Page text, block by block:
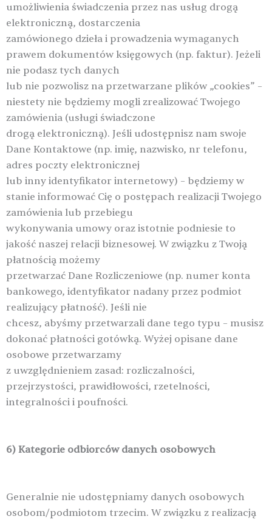
umożliwienia świadczenia przez nas usług drogą
elektroniczną, dostarczenia
zamówionego dzieła i prowadzenia wymaganych
prawem dokumentów księgowych (np. faktur). Jeżeli
nie podasz tych danych
lub nie pozwolisz na przetwarzane plików „cookies” –
niestety nie będziemy mogli zrealizować Twojego
zamówienia (usługi świadczone
drogą elektroniczną). Jeśli udostępnisz nam swoje
Dane Kontaktowe (np. imię, nazwisko, nr telefonu,
adres poczty elektronicznej
lub inny identyfikator internetowy) – będziemy w
stanie informować Cię o postępach realizacji Twojego
zamówienia lub przebiegu
wykonywania umowy oraz istotnie podniesie to
jakość naszej relacji biznesowej. W związku z Twoją
płatnością możemy
przetwarzać Dane Rozliczeniowe (np. numer konta
bankowego, identyfikator nadany przez podmiot
realizujący płatność). Jeśli nie
chcesz, abyśmy przetwarzali dane tego typu – musisz
dokonać płatności gotówką. Wyżej opisane dane
osobowe przetwarzamy
z uwzględnieniem zasad: rozliczalności,
przejrzystości, prawidłowości, rzetelności,
integralności i poufności.
6) Kategorie odbiorców danych osobowych
Generalnie nie udostępniamy danych osobowych
osobom/podmiotom trzecim. W związku z realizacją